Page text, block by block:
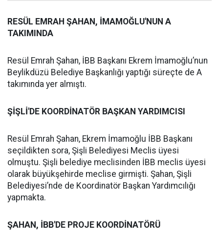
RESÜL EMRAH ŞAHAN, İMAMOĞLU'NUN A
TAKIMINDA
Resül Emrah Şahan, İBB Başkanı Ekrem İmamoğlu’nun
Beylikdüzü Belediye Başkanlığı yaptığı süreçte de A
takımında yer almıştı.
ŞİŞLİ'DE KOORDİNATÖR BAŞKAN YARDIMCISI
Resül Emrah Şahan, Ekrem İmamoğlu İBB Başkanı
seçildikten sora, Şişli Belediyesi Meclis üyesi
olmuştu. Şişli belediye meclisinden İBB meclis üyesi
olarak büyükşehirde meclise girmişti. Şahan, Şişli
Belediyesi’nde de Koordinatör Başkan Yardımcılığı
yapmakta.
ŞAHAN, İBB'DE PROJE KOORDİNATÖRÜ